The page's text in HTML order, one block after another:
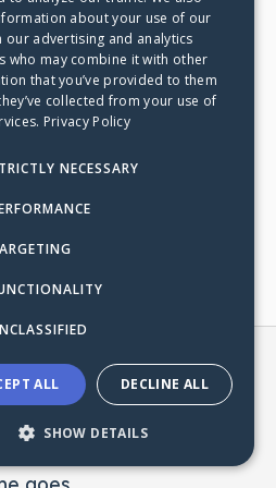
May 14, 2026
cho da Hăm Da, Khô Nứt
ngan
mỏng hơn da người lớn tới 5
ứng khi thời tiết thay đổi? Skin
sĩ's CaringBridge
Caring Bridge dot org
about your use of our
our advertising and analytics
who may combine it with other
that you’ve provided to them
collected from your use of
Privacy Policy
NECESSARY
ALL DECLINE ALL
SHOW DETAILS